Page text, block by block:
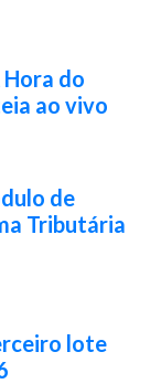
Hora do
ao vivo
de
Tributária
lote